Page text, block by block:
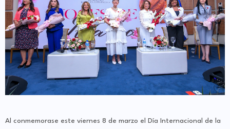
Al conmemorase este viernes 8 de marzo el Día Internacional de la